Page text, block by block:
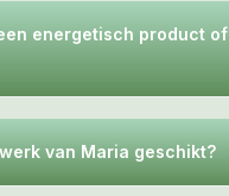
energetisch product of
van Maria geschikt?